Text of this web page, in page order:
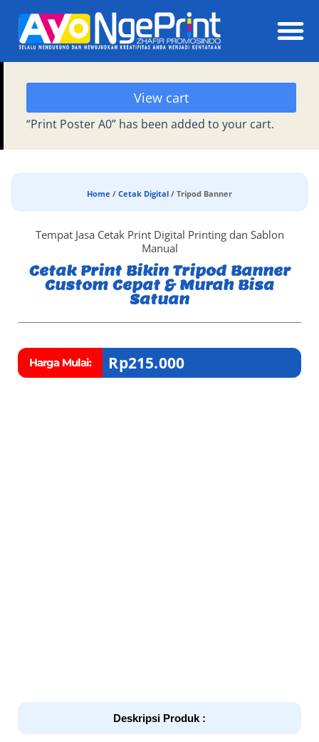
“Print Poster A0” has been added to your cart.
View cart
Home / Cetak Digital / Tripod Banner
Tempat Jasa Cetak Print Digital Printing dan Sablon
Manual
Cetak Print Bikin Tripod Banner
Custom Cepat & Murah Bisa
Satuan
Harga Mulai: Rp215.000
Deskripsi Produk :